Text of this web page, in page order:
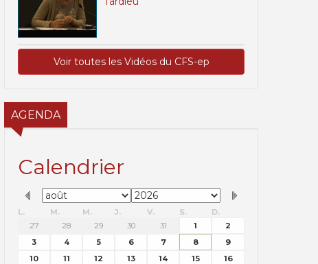
Voir toutes les Vidéos du CFS-ep
AGENDA
Calendrier
L. M. M. J. V. S.
D.
27
28 29 30 31 1
2
3
4 5 6 7 8
9
10
11 12 13 14 15
16